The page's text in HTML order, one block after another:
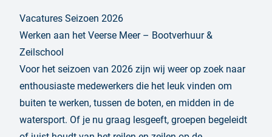
Vacatures Seizoen 2026
Werken aan het Veerse Meer – Bootverhuur &
Zeilschool
Voor het seizoen van 2026 zijn wij weer op zoek naar
enthousiaste medewerkers die het leuk vinden om
buiten te werken, tussen de boten, en midden in de
watersport. Of je nu graag lesgeeft, groepen begeleidt